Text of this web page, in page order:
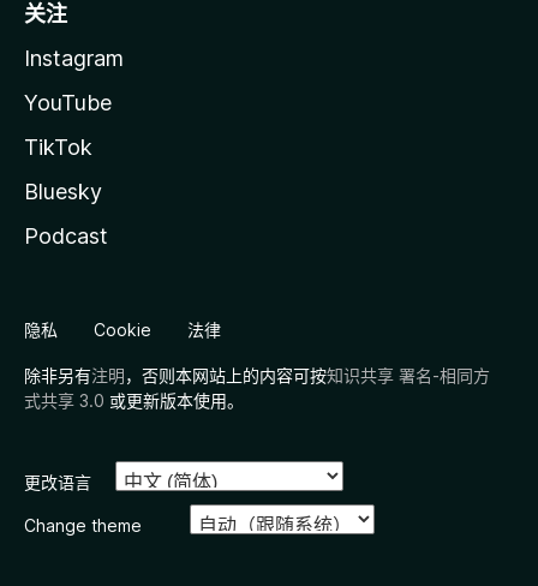
关注
Instagram
YouTube
TikTok
Bluesky
Podcast
隐私 Cookie 法律
除非另有注明，否则本网站上的内容可按知识共享 署名-相同方
式共享 3.0 或更新版本使用。
更改语言
Change theme